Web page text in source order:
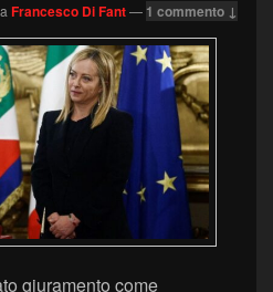
Francesco Di Fant— 1 commento ↓
giuramento come